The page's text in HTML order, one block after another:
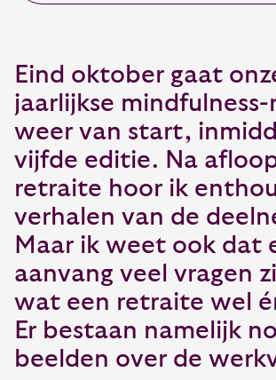
Eind oktober gaat
jaarlijkse
weer van start,
vijfde editie. Na
retraite hoor ik
verhalen van de
Maar ik weet ook dat
aanvang veel vragen
wat een retraite wel
Er bestaan namelijk
beelden over de